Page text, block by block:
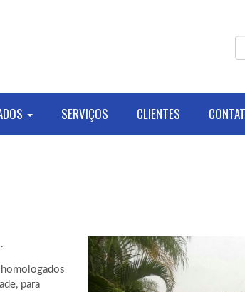
SERVIÇOS CLIENTES
para